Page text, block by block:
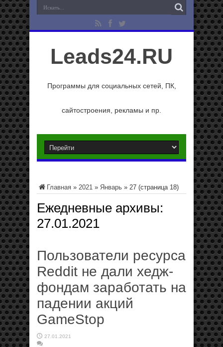
Leads24.RU
Программы для социальных сетей, ПК,
сайтостроения, рекламы и пр.
Главная » 2021 » Январь » 27 (страница 18)
Ежедневные архивы:
27.01.2021
Пользователи ресурса
Reddit не дали хедж-
фондам заработать на
падении акций
GameStop
27.01.2021